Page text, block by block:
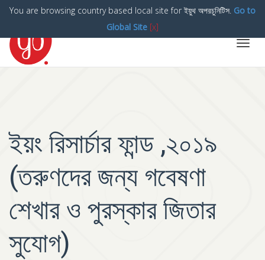
ইয়ং রিসার্চার ফান্ড ,২০১৯
(তরুণদের জন্য গবেষণা
শেখার ও পুরস্কার জিতার
সুযোগ)
You are browsing country based local site for ইয়ুথ অপরচুনিটিস. Go to
Global Site [x]